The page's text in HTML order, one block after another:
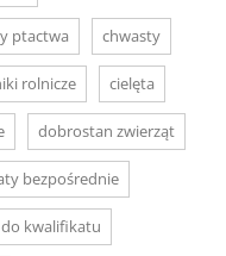
ptactwa chwasty
rolnicze cielęta
dobrostan zwierząt
bezpośrednie
kwalifikatu